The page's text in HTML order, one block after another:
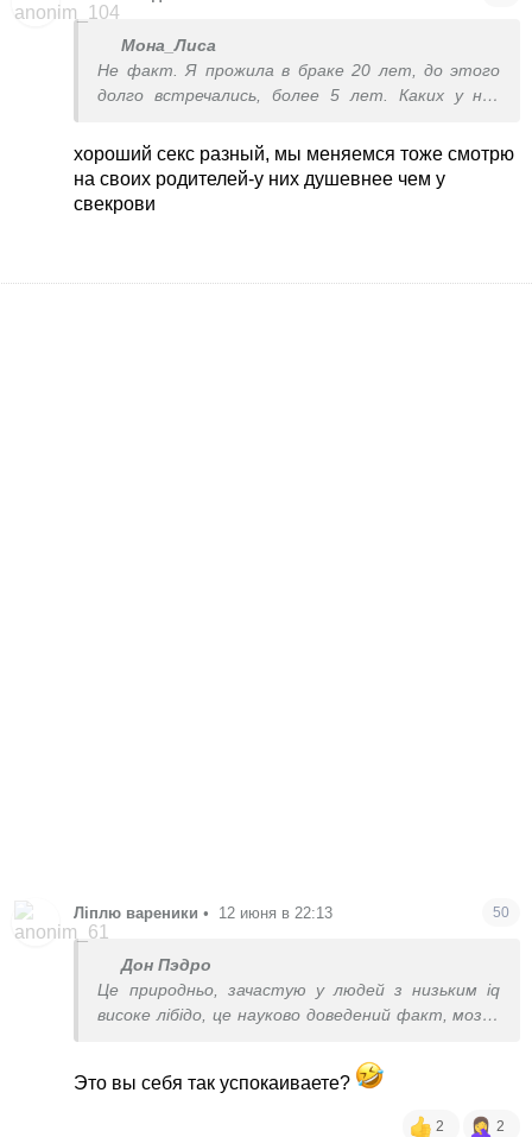
Мона_Лиса
Не факт. Я прожила в браке 20 лет, до этого
долго встречались, более 5 лет. Каких у нас
брака только этим и занимались. А потом
просто приоритеты сменились пстепенно. Так
что и так бывает..)
хороший секс разный, мы меняемся тоже смотрю
на своих родителей-у них душевнее чем у
свекрови
Ліплю вареники • 12 июня в 22:13 50
Дон Пэдро
Це природньо, зачастую у людей з низьким iq
високе лібідо, це науково доведений факт, мозок
Это вы себя так успокаиваете?
2 2